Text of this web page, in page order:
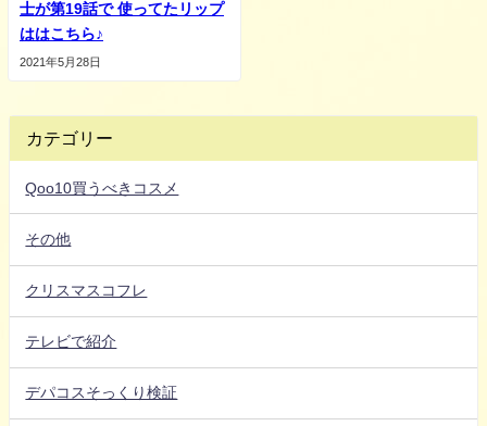
士が第19話で 使ってたリップ
ははこちら♪
2021年5月28日
カテゴリー
Qoo10買うべきコスメ
その他
クリスマスコフレ
テレビで紹介
デパコスそっくり検証